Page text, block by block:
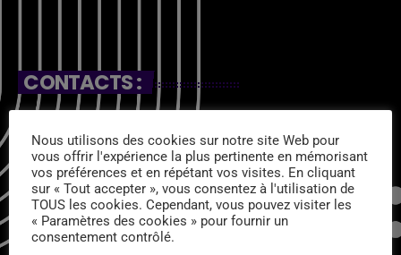
CONTACTS :
Nous utilisons des cookies sur notre site Web pour
vous offrir l'expérience la plus pertinente en mémorisant
vos préférences et en répétant vos visites. En cliquant
sur « Tout accepter », vous consentez à l'utilisation de
TOUS les cookies. Cependant, vous pouvez visiter les
« Paramètres des cookies » pour fournir un
consentement contrôlé.